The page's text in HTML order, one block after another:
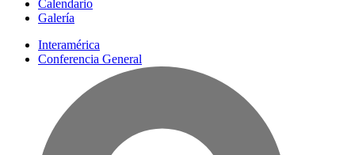
Calendario
Galería
Interamérica
Conferencia General